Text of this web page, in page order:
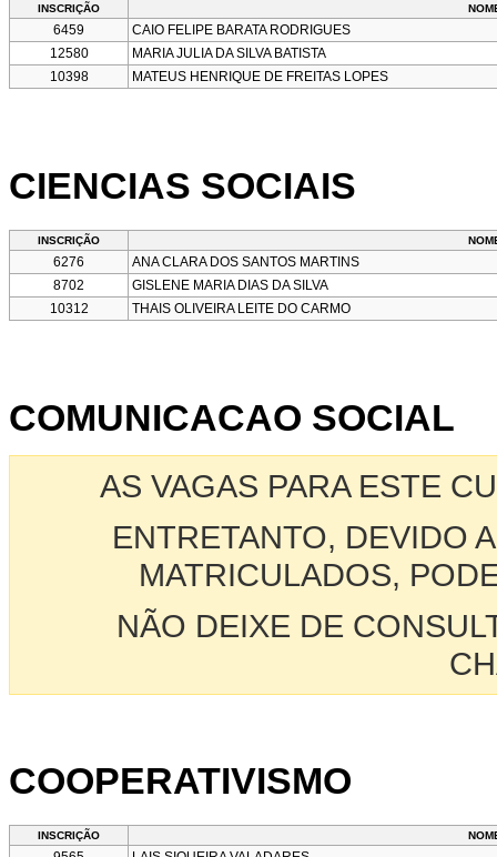
INSCRIÇÃO
6459
CAIO FELIPE BARATA RODRIGUES
12580
MARIA JULIA DA SILVA BATISTA
10398
MATEUS HENRIQUE DE FREITAS LOPES
CIENCIAS SOCIAIS
INSCRIÇÃO
6276
ANA CLARA DOS SANTOS MARTINS
8702
GISLENE MARIA DIAS DA SILVA
10312
THAIS OLIVEIRA LEITE DO CARMO
COMUNICACAO SOCIAL
AS VAGAS PARA ESTE
ENTRETANTO, DEVIDO
MATRICULADOS,
NÃO DEIXE DE
COOPERATIVISMO
INSCRIÇÃO